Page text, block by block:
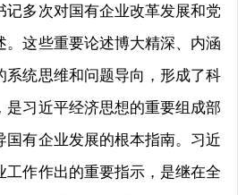
记多次对国有企业改革发展和党
。这些重要论述博大精深、内涵
系统思维和问题导向，形成了科
是习近平经济思想的重要组成部
国有企业发展的根本指南。习近
工作作出的重要指示，是继在全